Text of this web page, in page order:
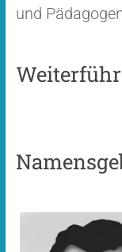
und